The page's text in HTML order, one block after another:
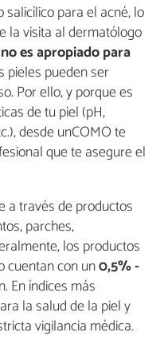
para el acné, lo
la visita al dermatólogo
no es apropiado para
pieles pueden ser
Por ello, y porque es
de tu piel (pH,
desde unCOMO te
que te asegure el
a través de productos
parches,
los productos
cuentan con un0,5% -
En índices más
la salud de la piel y
vigilancia médica.